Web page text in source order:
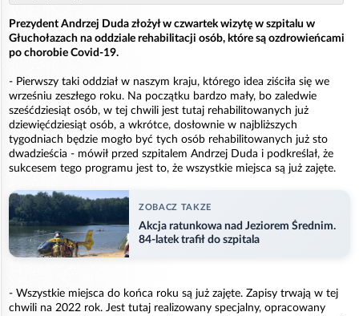
Prezydent Andrzej Duda złożył w czwartek wizytę w szpitalu w
Głuchołazach na oddziale rehabilitacji osób, które są ozdrowieńcami
po chorobie Covid-19.
- Pierwszy taki oddział w naszym kraju, którego idea ziściła się we
wrześniu zeszłego roku. Na początku bardzo mały, bo zaledwie
sześćdziesiąt osób, w tej chwili jest tutaj rehabilitowanych już
dziewięćdziesiąt osób, a wkrótce, dosłownie w najbliższych
tygodniach będzie mogło być tych osób rehabilitowanych już sto
dwadzieścia - mówił przed szpitalem Andrzej Duda i podkreślał, że
sukcesem tego programu jest to, że wszystkie miejsca są już zajęte.
ZOBACZ TAKZE
Akcja ratunkowa nad Jeziorem Średnim.
84-latek trafił do szpitala
- Wszystkie miejsca do końca roku są już zajęte. Zapisy trwają w tej
chwili na 2022 rok. Jest tutaj realizowany specjalny, opracowany